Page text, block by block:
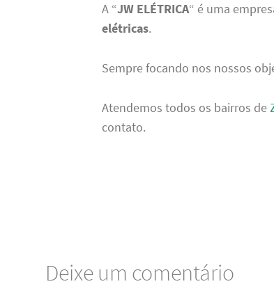
A “JW ELÉTRICA“ é uma
elétricas.
Sempre focando nos nossos
Atendemos todos os bairros de
contato.
Deixe um comentário